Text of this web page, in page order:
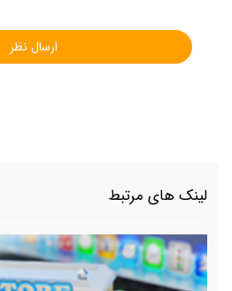
لینک های مرتبط